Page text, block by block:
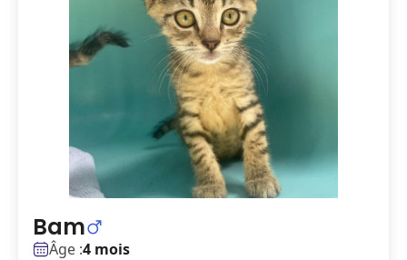
Bam
Âge :4 mois